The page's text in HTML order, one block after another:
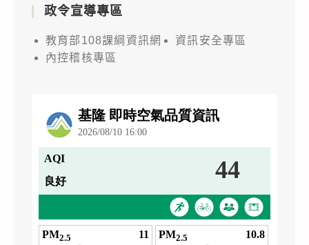
政令宣導專區
教育部108課綱資訊網
資訊安全專區
內控稽核專區